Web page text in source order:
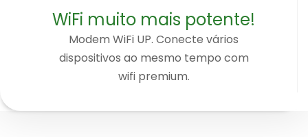
WiFi muito mais potente!
Modem WiFi UP. Conecte vários
dispositivos ao mesmo tempo com
wifi premium.